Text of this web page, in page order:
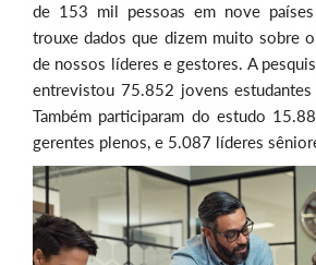
de 153 mil pessoas em nove
trouxe dados que dizem muito sobre
de nossos líderes e gestores. A
entrevistou 75.852 jovens estudantes
Também participaram do estudo
gerentes plenos, e 5.087 líderes